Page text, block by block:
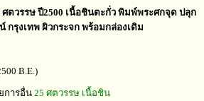
ศตวรรษ ปี2500 เนื้อชินตะกั่ว พิมพ์พระศกจุด ปลุก
กรุงเทพ ผิวกระจก พร้อมกล่องเดิม
B.E.)
การอื่น 25 ศตวรรษ เนื้อชิน